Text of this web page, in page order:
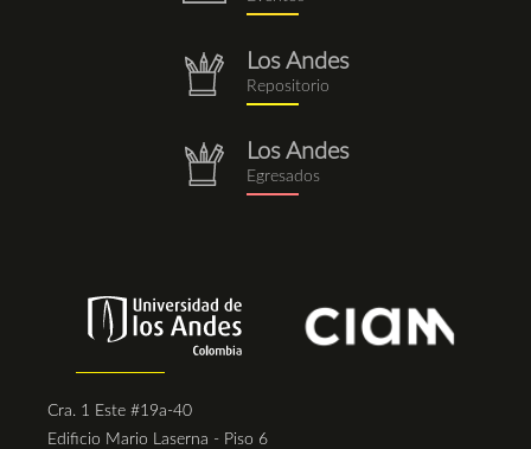
repositorio.png
Los Andes
Repositorio
repositorio.png
Los Andes
Egresados
Cra. 1 Este #19a-40
Edificio Mario Laserna - Piso 6